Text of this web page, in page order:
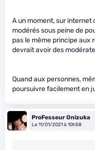
A un moment, sur internet
modérés sous peine de
pas le même principe aux
devrait avoir des
Quand aux personnes,
poursuivre facilement en
ProFesseur Onizuka
Le 11/01/2021 à 10h58